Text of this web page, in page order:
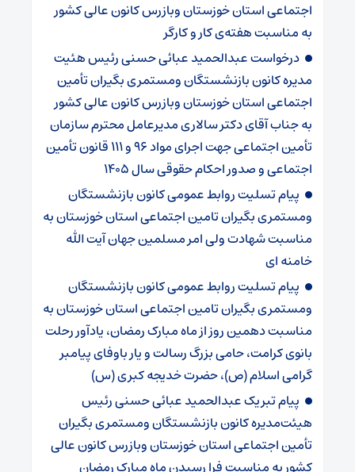
اجتماعی استان خوزستان وبازرس کانون عالی کشور
به مناسبت هفته‌ی کار و کارگر
درخواست عبدالحمید عبائی حسنی رئیس هئیت
مدیره کانون بازنشستگان ومستمری بگیران تأمین
اجتماعی استان خوزستان وبازرس کانون عالی کشور
به جناب آقای دکتر سالاری مدیرعامل محترم سازمان
تأمین اجتماعی جهت اجرای مواد ۹۶ و ۱۱۱ قانون تأمین
اجتماعی و صدور احکام حقوقی سال ۱۴۰۵
پیام تسلیت روابط عمومی کانون بازنشستگان
ومستمری بگیران تامین اجتماعی استان خوزستان به
مناسبت شهادت ولی امر مسلمین جهان آیت الله
خامنه ای
پیام تسلیت روابط عمومی کانون بازنشستگان
ومستمری بگیران تامین اجتماعی استان خوزستان به
مناسبت دهمین روز از ماه مبارک رمضان، یادآور رحلت
بانوی کرامت، حامی بزرگ رسالت و یار باوفای پیامبر
گرامی اسلام (ص)، حضرت خدیجه کبری (س)
پیام تبریک عبدالحمید عبائی حسنی رئیس
هیئت‌مدیره کانون بازنشستگان ومستمری بگیران
تأمین اجتماعی استان خوزستان وبازرس کانون عالی
کشور به مناسبت فرا رسیدن ماه مبارک رمضان